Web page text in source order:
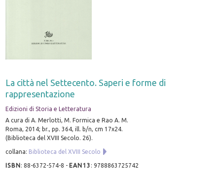
La città nel Settecento. Saperi e forme di
rappresentazione
Edizioni di Storia e Letteratura
A cura di A. Merlotti, M. Formica e Rao A. M.
Roma, 2014; br., pp. 364, ill. b/n, cm 17x24.
(Biblioteca del XVIII Secolo. 26).
collana: Biblioteca del XVIII Secolo
ISBN:88-6372-574-8 - EAN13 :9788863725742